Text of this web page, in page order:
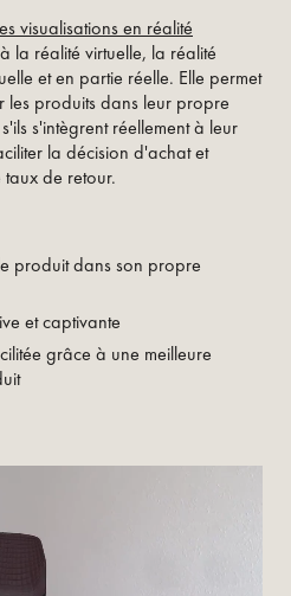
visualisations en réalité
la réalité virtuelle, la réalité
et en partie réelle. Elle permet
les produits dans leur propre
s'intègrent réellement à leur
la décision d'achat et
de retour.
produit dans son propre
et captivante
grâce à une meilleure